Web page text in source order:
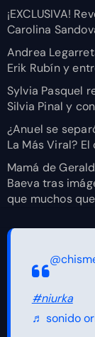
¡EXCLUSIVA!
Carolina
Andrea
Erik Rubín y
Sylvia Pasquel
Silvia Pinal y
¿Anuel se
La Más Viral?
Mamá de
Baeva tras
que muchos
#niurka
♬ sonido